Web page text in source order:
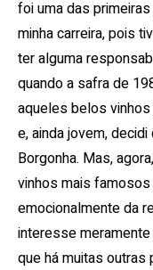
foi uma das
minha carreira, pois
ter alguma
quando a safra de
aqueles belos
e, ainda jovem,
Borgonha. Mas,
vinhos mais
emocionalmente da
interesse
que há muitas